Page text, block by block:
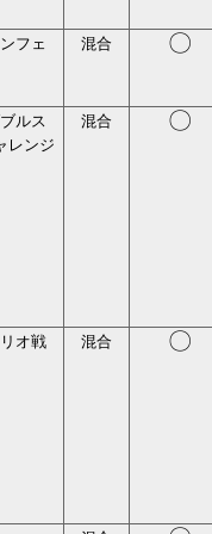
フェ
混合 〇
ルス
レンジ
混合 〇
オ戦 混合 〇